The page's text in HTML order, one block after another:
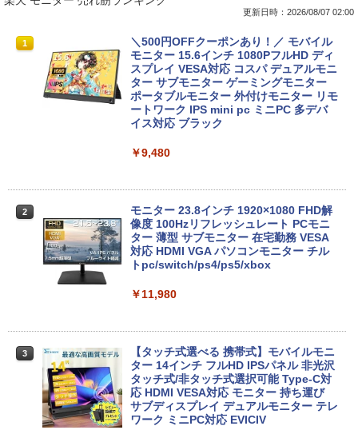
1
iiyama / ノートPC ゲーミングPC / Note
book Clevo W350SS_370SS / 第4世代C
ore i7 / グラフィックボード NVIDIA Cor
poration GM107M [GeForce GTX 860
M] 2GB / 光学ドライブ CDDVDW SN-20
8FB / メモリ 8GB【中古品】
5U 1.6GHz/8GB/256GB(SSD)/Multi/12.1
W/WUXGA(1920x1200)/Win11 パーム変
色あり【中古】【20260729】
￥13,300
定済み 店長おまかせ 第7世代～第11世代
Core i3/i5 大容量 メモリー テンキ カメ
ラ ドライブ 選択可 Bluetooth 型落ちモ
デル ノートPC 有名メーカー
￥13,800
1
ポイント10倍 中古パソコン デスクトッ
プパソコン Windows 11【Office付】
【Windows 11 Pro 64Bit搭載】DELL O
ptiplexシリーズ Core i5搭載/4G/新品SS
D 120GB/DVD-ROM/送料無料【オプショ
ン色々有】
ャンス】GMKtec ミニpc G3 Pro Intel C
ore i3 10110U 16GB DDR4 64GBまで増
設 512GB SSD M.2 2242 最大8TB Wind
ows11 Pro mini pc 4.1GHz WIFI6 BT5.
2 小型PC VESA対応 ミニパソコン 2画面
ップPC
[VETESA正規販売店]デスクトップパソ
コン PC 一体型 新品 Windows11 27型 C
ore i7 第4世代 Office付き メモリ16GB
SSD512GB 初期設定済 ホワイト ブラッ
更新日時：2026/08/07 02:00
1
＼500円OFFクーポンあり！／ モバイル
モニター 15.6インチ 1080PフルHD ディ
スプレイ VESA対応 コスパ デュアルモニ
ター サブモニター ゲーミングモニター
ポータブルモニター 外付けモニター リモ
ートワーク IPS mini pc ミニPC 多デバ
イス対応 ブラック
￥9,480
2
モニター 23.8インチ 1920×1080 FHD解
像度 100Hzリフレッシュレート PCモニ
ター 薄型 サブモニター 在宅勤務 VESA
対応 HDMI VGA パソコンモニター チル
トpc/switch/ps4/ps5/xbox
￥11,980
3
【タッチ式選べる 携帯式】モバイルモニ
ター 14インチ フルHD IPSパネル 非光沢
タッチ式/非タッチ式選択可能 Type-C対
応 HDMI VESA対応 モニター 持ち運び
サブディスプレイ デュアルモニター テレ
ワーク ミニPC対応 EVICIV